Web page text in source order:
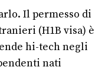
Il permesso di
(H1B visa) è
hi-tech negli
nati